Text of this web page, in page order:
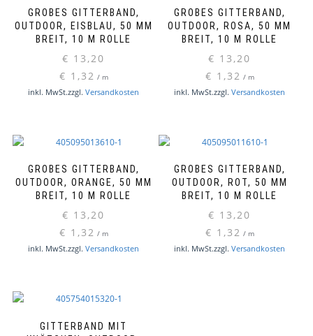
GROBES GITTERBAND,
OUTDOOR, EISBLAU, 50 MM
BREIT, 10 M ROLLE
€ 13,20
€ 1,32 / m
inkl. MwSt.zzgl. Versandkosten
GROBES GITTERBAND,
OUTDOOR, ROSA, 50 MM
BREIT, 10 M ROLLE
€ 13,20
€ 1,32 / m
inkl. MwSt.zzgl. Versandkosten
GROBES GITTERBAND,
OUTDOOR, ORANGE, 50 MM
BREIT, 10 M ROLLE
€ 13,20
€ 1,32 / m
inkl. MwSt.zzgl. Versandkosten
GROBES GITTERBAND,
OUTDOOR, ROT, 50 MM
BREIT, 10 M ROLLE
€ 13,20
€ 1,32 / m
inkl. MwSt.zzgl. Versandkosten
GITTERBAND MIT